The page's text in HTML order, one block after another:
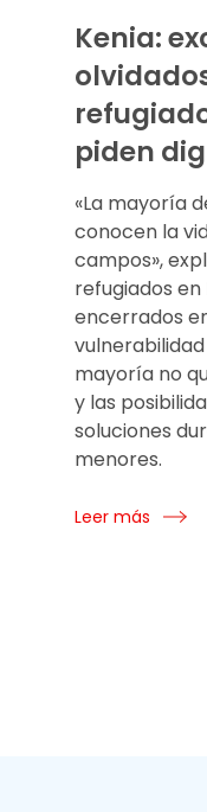
Kenia:
piden
«La mayoría
conocen la
campos»,
refugiados
encerrados
mayoría no
y las
soluciones
menores.
Leer más